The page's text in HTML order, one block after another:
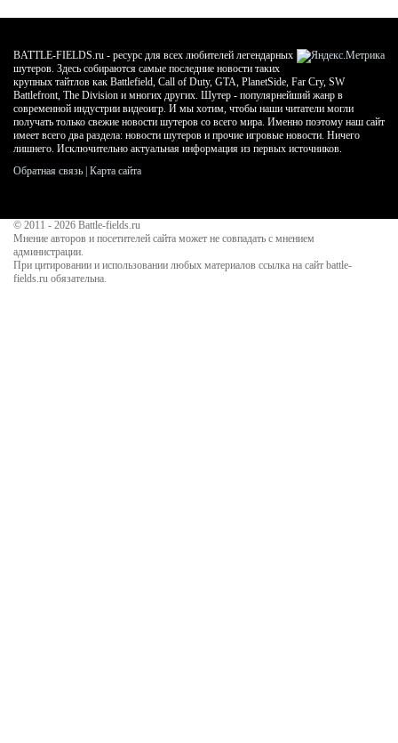
BATTLE-FIELDS.ru - ресурс для всех любителей легендарных
шутеров. Здесь собираются самые последние новости таких
крупных тайтлов как Battlefield, Call of Duty, GTA, PlanetSide, Far Cry, SW
Battlefront, The Division и многих других. Шутер - популярнейший жанр в
современной индустрии видеоигр. И мы хотим, чтобы наши читатели могли
получать только свежие новости шутеров со всего мира. Именно поэтому наш сайт
имеет всего два раздела: новости шутеров и прочие игровые новости. Ничего
лишнего. Исключительно актуальная информация из первых источников.
Обратная связь Карта сайта
© 2011 - 2026 Battle-fields.ru
Мнение авторов и посетителей сайта может не совпадать с мнением
администрации.
При цитировании и использовании любых материалов ссылка на сайт battle-
fields.ru обязательна.